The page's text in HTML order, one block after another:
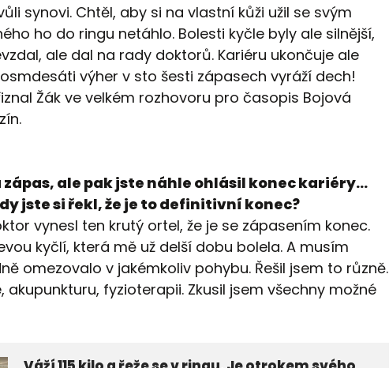
synovi. Chtěl, aby si na vlastní kůži užil se svým
ho do ringu netáhlo. Bolesti kyčle byly ale silnější,
ale dal na rady doktorů. Kariéru ukončuje ale
výher v sto šesti zápasech vyráží dech!
Žák ve velkém rozhovoru pro časopis Bojová
ale pak jste náhle ohlásil konec kariéry…
jste si řekl, že je to definitivní konec?
vynesl ten krutý ortel, že je se zápasením konec.
kyčlí, která mě už delší dobu bolela. A musím
omezovalo v jakémkoliv pohybu. Řešil jsem to různě.
akupunkturu, fyzioterapii. Zkusil jsem všechny možné